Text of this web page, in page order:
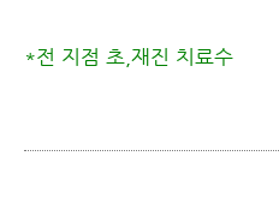
*전 지점 초,재진 치료수